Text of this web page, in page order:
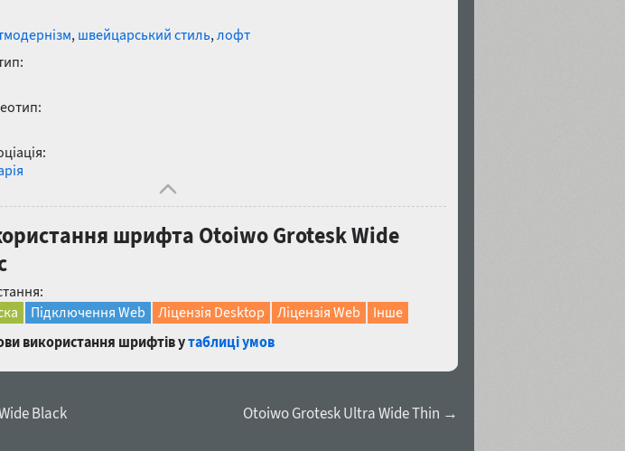
, швейцарський стиль,лофт
шрифта Otoiwo Grotesk Wide
Підключення Web Ліцензія Desktop Ліцензія Web
Інше
використання шрифтів утаблиці умов
Black Otoiwo Grotesk Ultra Wide Thin →